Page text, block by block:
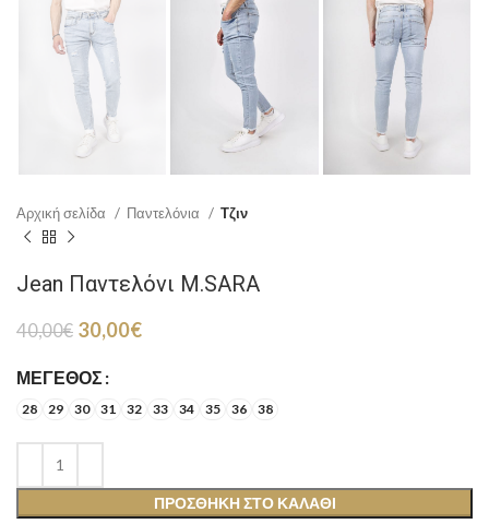
Αρχική σελίδα Παντελόνια Τζιν
Jean Παντελόνι M.SARA
40,00€ Original
was:
30,00€Η
30,00€.
ΜΈΓΕΘΟΣ
28 29 30 31 32 33 34 35 36 38
ΠΡΟΣΘΉΚΗ ΣΤΟ ΚΑΛΆΘΙ